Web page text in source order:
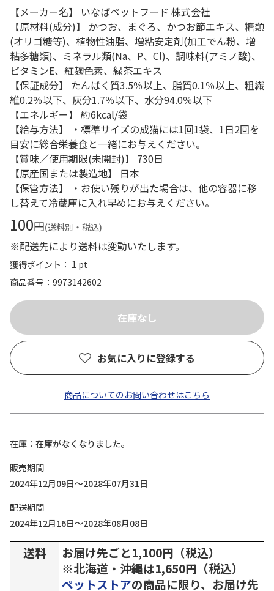
【メーカー名】 いなばペットフード 株式会社
【原材料(成分)】 かつお、まぐろ、かつお節エキス、糖類
(オリゴ糖等)、植物性油脂、増粘安定剤(加工でん粉、増
粘多糖類)、ミネラル類(Na、P、Cl)、調味料(アミノ酸)、
ビタミンE、紅麹色素、緑茶エキス
【保証成分】 たんぱく質3.5％以上、脂質0.1％以上、粗繊
維0.2％以下、灰分1.7％以下、水分94.0％以下
【エネルギー】 約6kcal/袋
【給与方法】 ・標準サイズの成猫には1回1袋、1日2回を
目安に総合栄養食と一緒にお与えください。
【賞味／使用期限(未開封)】 730日
【原産国または製造地】 日本
【保管方法】 ・お使い残りが出た場合は、他の容器に移
し替えて冷蔵庫に入れ早めにお与えください。
100円(送料別・税込)
※配送先により送料は変動いたします。
獲得ポイント： 1 pt
商品番号
9973142602
お気に入りに登録する
商品についてのお問い合わせはこちら
在庫
在庫がなくなりました。
販売期間
2024年12月09日～2028年07月31日
配送期間
2024年12月16日～2028年08月08日
送料
お届け先ごと1,100円（税込）
※北海道・沖縄は1,650円（税込）
ペットストアの商品に限り、お届け先